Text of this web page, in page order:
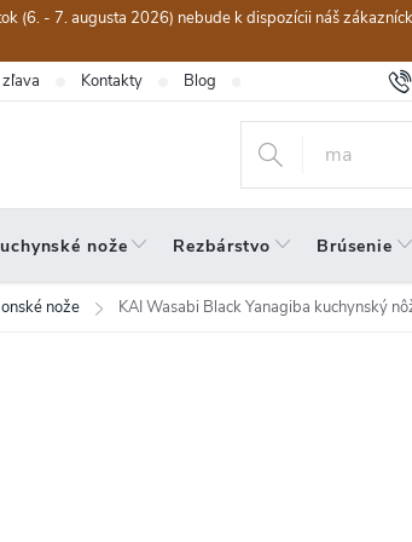
(6. - 7. augusta 2026) nebude k dispozícii náš
Kontakty Blog Hodnotenie obchodu
nože Rezbárstvo Brúsenie
nože KAI Wasabi Black Yanagiba kuchynský